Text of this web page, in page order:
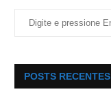
POSTS RECENTES